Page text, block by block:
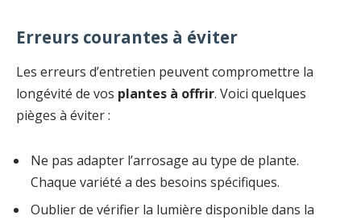
Erreurs courantes à éviter
Les erreurs d’entretien peuvent compromettre la
longévité de vos plantes à offrir. Voici quelques
pièges à éviter :
Ne pas adapter l’arrosage au type de plante.
Chaque variété a des besoins spécifiques.
Oublier de vérifier la lumière disponible dans la